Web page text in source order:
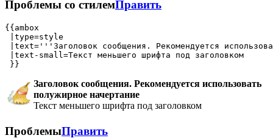
Проблемы со стилемПравить
{{ambox
|type=style
|text='''Заголовок сообщения. Рекомендуется
|text-small=Текст меньшего шрифта под заголовком
Заголовок сообщения. Рекомендуется использовать
полужирное начертание
Текст меньшего шрифта под заголовком
ПроблемыПравить